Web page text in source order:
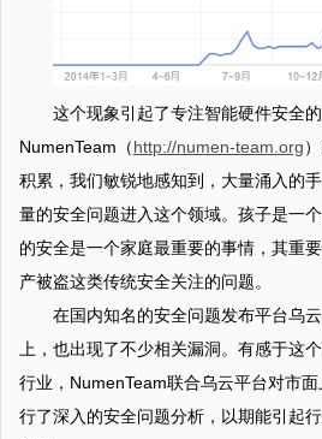
这个现象引起了专注智能硬件安全的
NumenTeam（http://numen-team.org
积累，我们敏锐地感知到，大量涌入的
量的安全问题进入这个领域。孩子是一
的安全是一个家庭最重要的事情，其重
产被盗这类传统安全关注的问题。
在国内知名的安全问题发布平台乌
上，也出现了不少相关漏洞。有感于这
行业，NumenTeam联合乌云平台对市
行了深入的安全问题分析，以期能引起